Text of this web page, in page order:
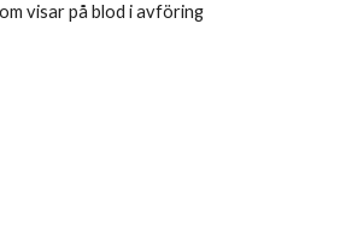
visar på blod i avföring